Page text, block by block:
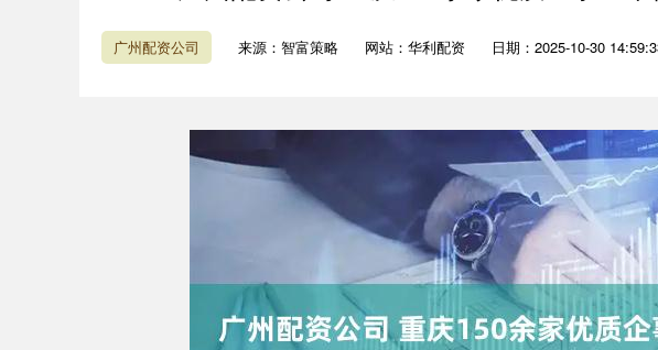
广州配资公司 来源：智富策略 网站：华利配资 日期：2025-10-30